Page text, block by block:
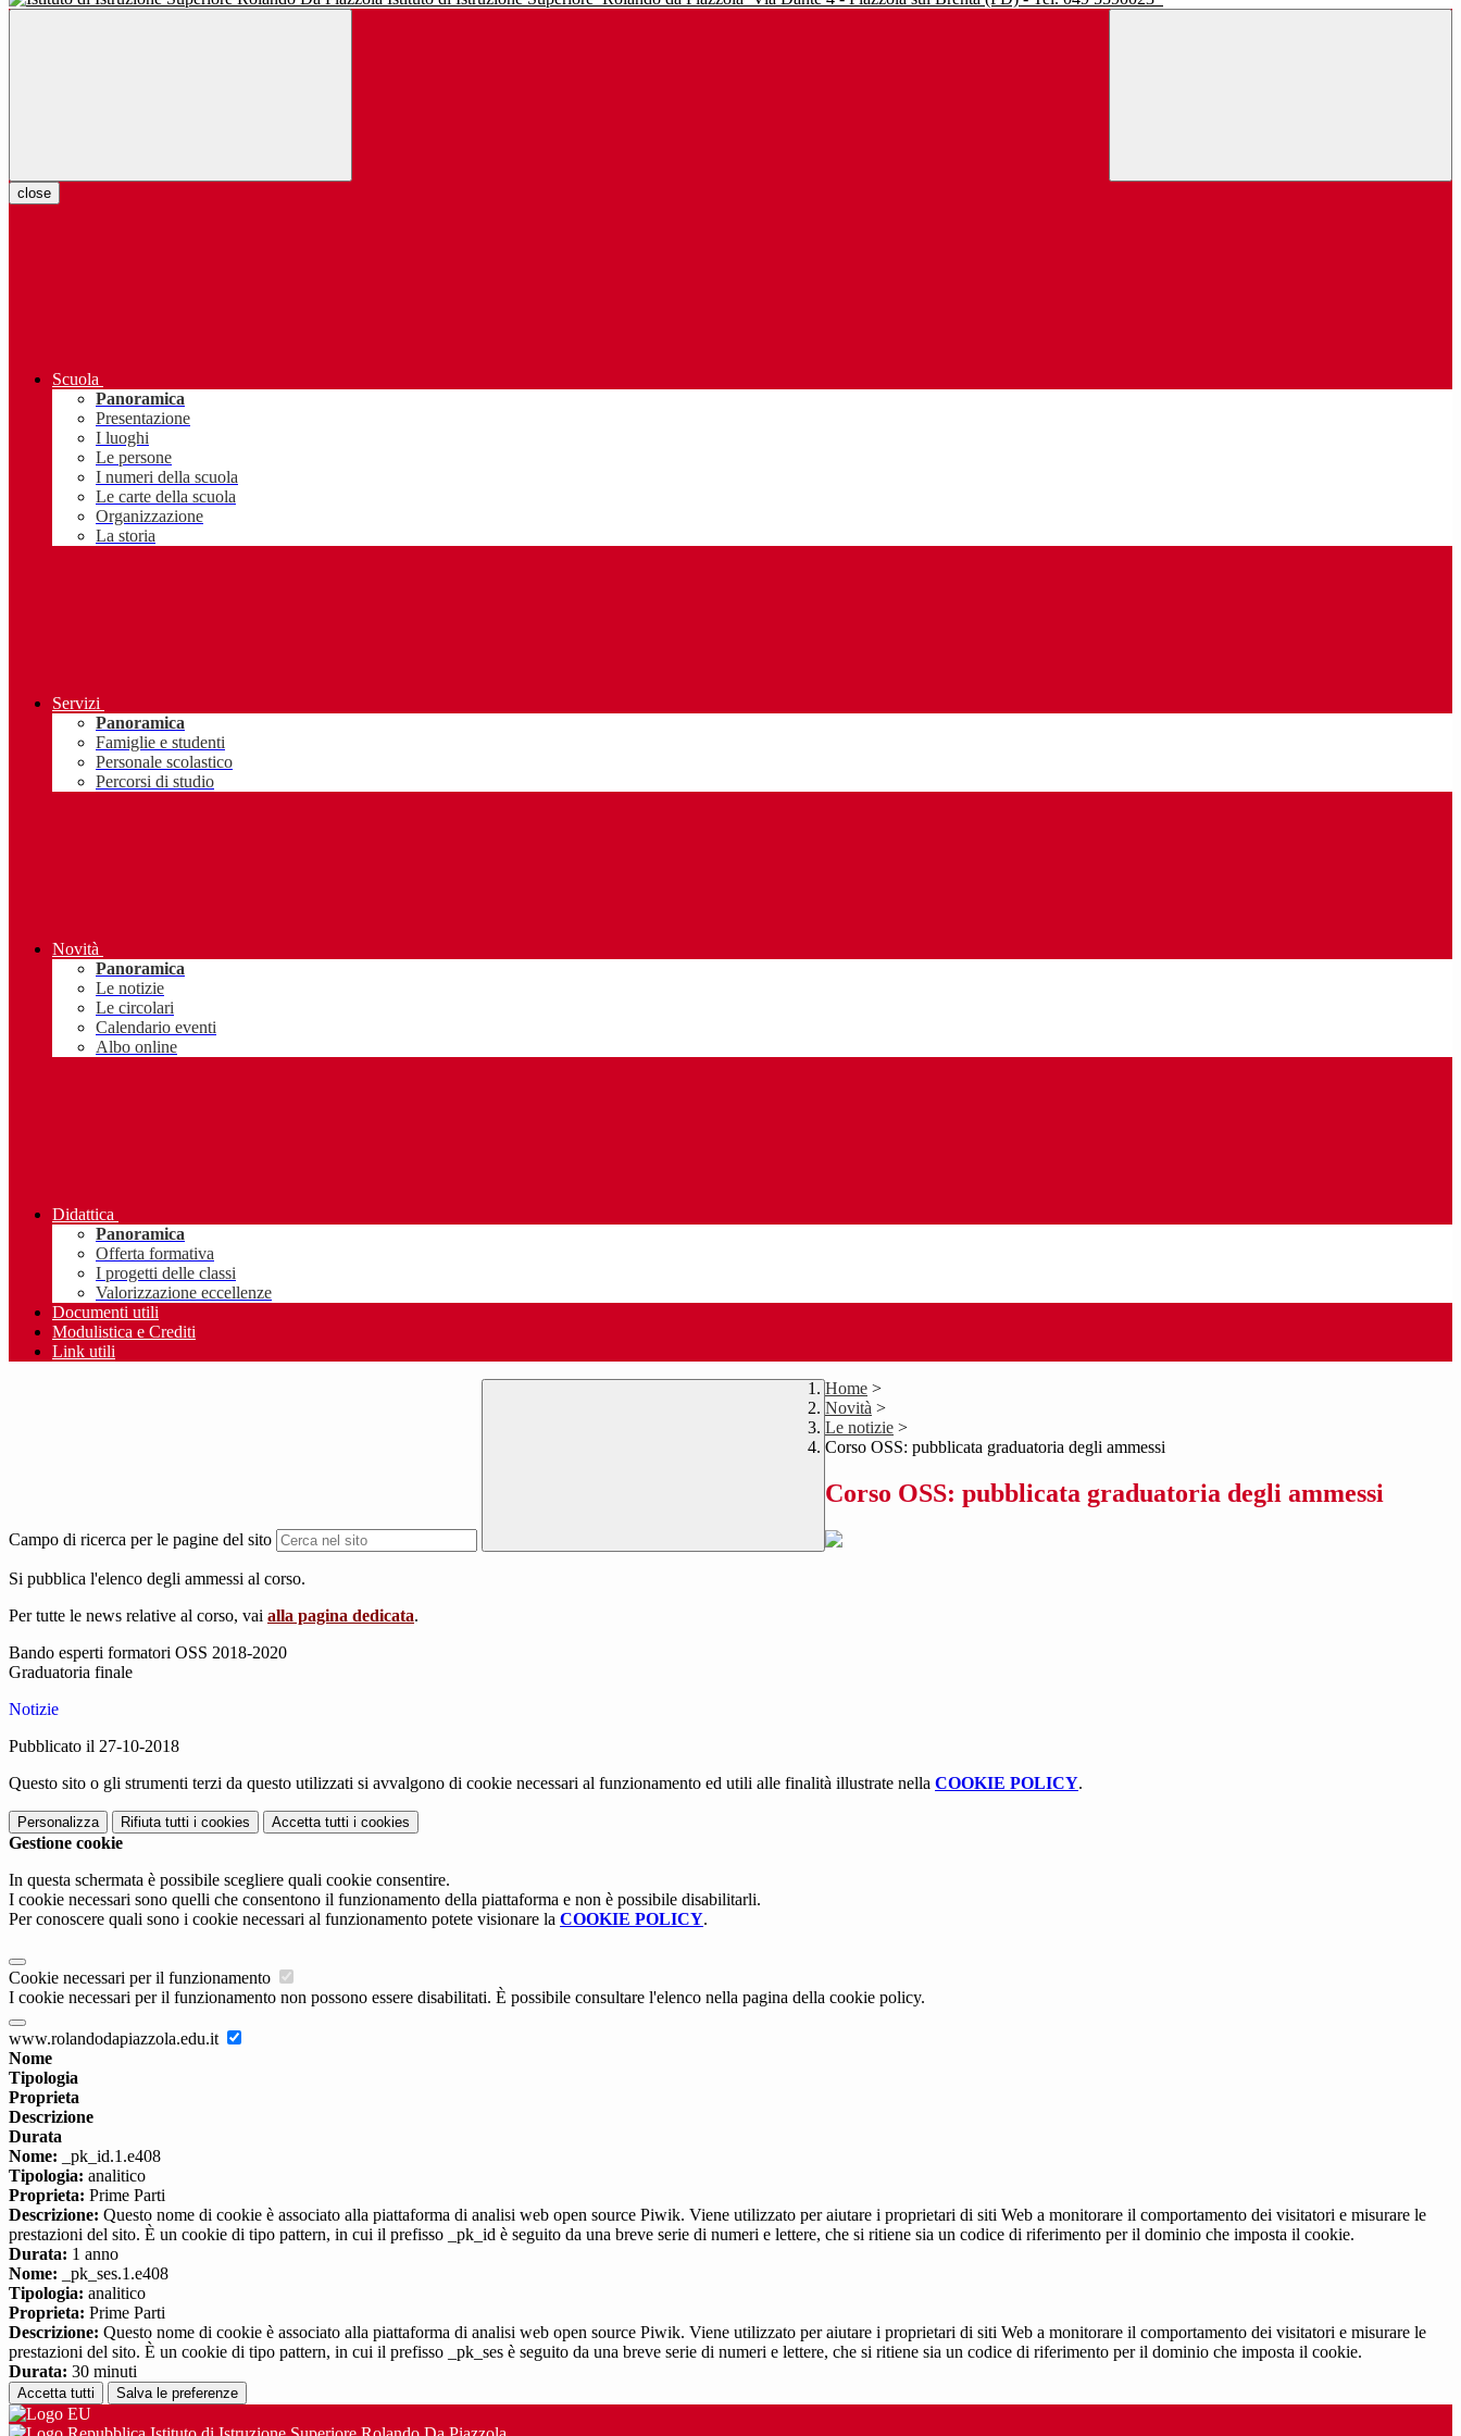
close
Scuola
Panoramica
Presentazione
I luoghi
Le persone
I numeri della scuola
Le carte della scuola
Organizzazione
La storia
Servizi
Panoramica
Famiglie e studenti
Personale scolastico
Percorsi di studio
Novità
Panoramica
Le notizie
Le circolari
Calendario eventi
Albo online
Didattica
Panoramica
Offerta formativa
I progetti delle classi
Valorizzazione eccellenze
Documenti utili
Modulistica e Crediti
Link utili
Campo di ricerca per le pagine del sito
Home >
Novità >
Le notizie >
Corso OSS: pubblicata graduatoria degli ammessi
Corso OSS: pubblicata graduatoria degli ammessi
Si pubblica l'elenco degli ammessi al corso.
Per tutte le news relative al corso, vai alla pagina dedicata.
Bando esperti formatori OSS 2018-2020
Graduatoria finale
Notizie
Pubblicato il 27-10-2018
Questo sito o gli strumenti terzi da questo utilizzati si avvalgono di cookie necessari al funzionamento ed utili alle finalità illustrate nella COOKIE POLICY.
Personalizza Rifiuta tutti i cookies Accetta tutti i cookies
Gestione cookie
In questa schermata è possibile scegliere quali cookie consentire.
I cookie necessari sono quelli che consentono il funzionamento della piattaforma e non è possibile disabilitarli.
Per conoscere quali sono i cookie necessari al funzionamento potete visionare la COOKIE POLICY.
Cookie necessari per il funzionamento
I cookie necessari per il funzionamento non possono essere disabilitati. È possibile consultare l'elenco nella pagina della cookie policy.
www.rolandodapiazzola.edu.it
Nome
Tipologia
Proprieta
Descrizione
Durata
Nome: _pk_id.1.e408
Tipologia: analitico
Proprieta: Prime Parti
Descrizione: Questo nome di cookie è associato alla piattaforma di analisi web open source Piwik. Viene utilizzato per aiutare i proprietari di siti Web a monitorare il comportamento dei visitatori e misurare le
prestazioni del sito. È un cookie di tipo pattern, in cui il prefisso _pk_id è seguito da una breve serie di numeri e lettere, che si ritiene sia un codice di riferimento per il dominio che imposta il cookie.
Durata: 1 anno
Nome: _pk_ses.1.e408
Tipologia: analitico
Proprieta: Prime Parti
Descrizione: Questo nome di cookie è associato alla piattaforma di analisi web open source Piwik. Viene utilizzato per aiutare i proprietari di siti Web a monitorare il comportamento dei visitatori e misurare le
prestazioni del sito. È un cookie di tipo pattern, in cui il prefisso _pk_ses è seguito da una breve serie di numeri e lettere, che si ritiene sia un codice di riferimento per il dominio che imposta il cookie.
Durata: 30 minuti
Accetta tutti Salva le preferenze